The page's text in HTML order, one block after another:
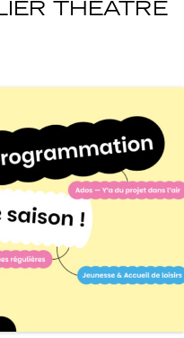
THÉÂTRE